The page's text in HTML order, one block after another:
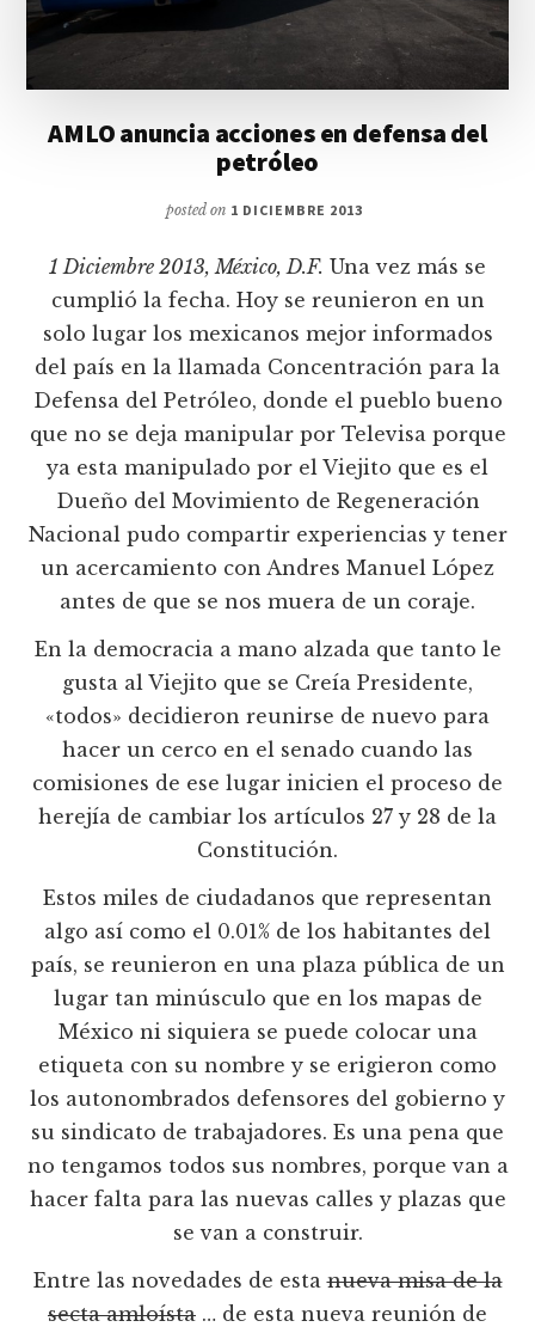
AMLO anuncia acciones en defensa del
petróleo
posted on 1 DICIEMBRE 2013
1 Diciembre 2013, México, D.F. Una vez más se
cumplió la fecha. Hoy se reunieron en un
solo lugar los mexicanos mejor informados
del país en la llamada Concentración para la
Defensa del Petróleo, donde el pueblo bueno
que no se deja manipular por Televisa porque
ya esta manipulado por el Viejito que es el
Dueño del Movimiento de Regeneración
Nacional pudo compartir experiencias y tener
un acercamiento con Andres Manuel López
antes de que se nos muera de un coraje.
En la democracia a mano alzada que tanto le
gusta al Viejito que se Creía Presidente,
«todos» decidieron reunirse de nuevo para
hacer un cerco en el senado cuando las
comisiones de ese lugar inicien el proceso de
herejía de cambiar los artículos 27 y 28 de la
Constitución.
Estos miles de ciudadanos que representan
algo así como el 0.01% de los habitantes del
país, se reunieron en una plaza pública de un
lugar tan minúsculo que en los mapas de
México ni siquiera se puede colocar una
etiqueta con su nombre y se erigieron como
los autonombrados defensores del gobierno y
su sindicato de trabajadores. Es una pena que
no tengamos todos sus nombres, porque van a
hacer falta para las nuevas calles y plazas que
se van a construir.
Entre las novedades de estanueva misa de la
secta amloísta … de esta nueva reunión de